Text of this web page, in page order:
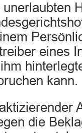
eines
kann.
die